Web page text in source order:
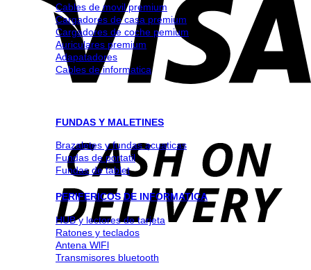
Cables de movil premium
Cargadores de casa premium
Cargadores de coche pemium
Auriculares premium
Adapatadores
Cables de informatica
FUNDAS Y MALETINES
Brazaletes y fundas acuaticas
Fundas de portatil
Fundas de tablet
PERIFERICOS DE INFORMATICA
HUB y lectores de tarjeta
Ratones y teclados
Antena WlFl
Transmisores bluetooth